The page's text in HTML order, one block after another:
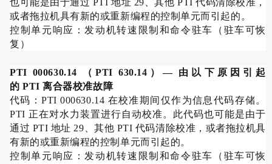
也可能是由于通过 PTI地址 29 、其他 PTI代码清除校准，
或者拖拉机具有新的或重新编程的控制单元而引起的。
控制单元响应：发动机转速限制和命令驻车（驻车可恢
复）
PTI 000630.14 （PTI 630.14 ）— 由以下原因引起
的 PTI离合器校准故障
代码：PTI 000630.14 在校准期间仅作为信息代码存储。
PTI 正在对水力装置进行自动校准。此代码也可能是由于
通过 PTI 地址 29 、其他 PTI 代码清除校准，或者拖拉机具
有新的或重新编程的控制单元而引起的。
控制单元响应：发动机转速限制和命令驻车（驻车可恢